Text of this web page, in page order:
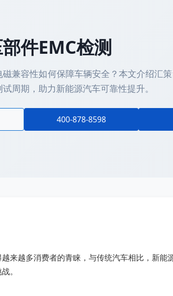
件EMC检测
兼容性如何保障车辆安全？本文介绍汇
周期，助力新能源汽车可靠性提升。
400-878-8598
来越多消费者的青睐，与传统汽车相比，新能
。